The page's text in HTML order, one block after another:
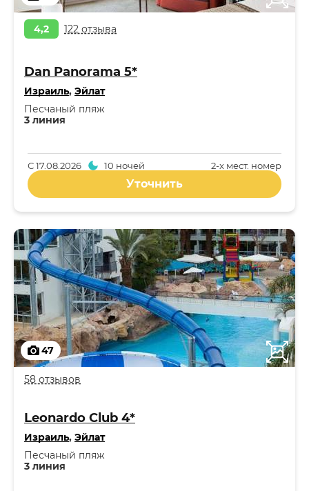
4,2 122 отзыва
Dan Panorama 5*
Израиль, Эйлат
3 линия
Песчаный пляж
2-x мест. номер
С17.08.2026 10 ночей
Уточнить
47
58 отзывов
Leonardo Club 4*
Израиль, Эйлат
3 линия
Песчаный пляж